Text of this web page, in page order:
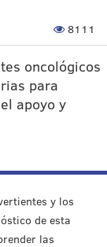
8111
oncológicos
para
apoyo y
y los
de esta
las